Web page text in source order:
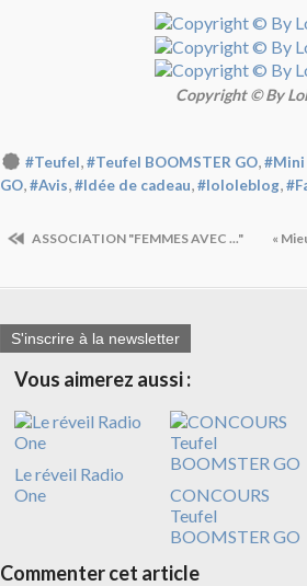
Copyright © By
#Teufel,#Teufel BOOMSTER GO,
GO,#Avis,#Idée de cadeau,#lololeblog,
ASSOCIATION "FEMMES AVEC ..." «
S'inscrire à la newsletter
Vous aimerez aussi :
Le réveil Radio
One
CONCOURS
Teufel
BOOMSTER GO
Commenter cet article